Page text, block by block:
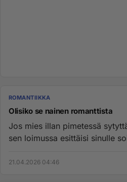
ROMANTIIKKA
Olisiko se nainen romanttista
Jos mies illan pimetessä
sen loimussa esittäisi sinulle
21.04.2026 04:46